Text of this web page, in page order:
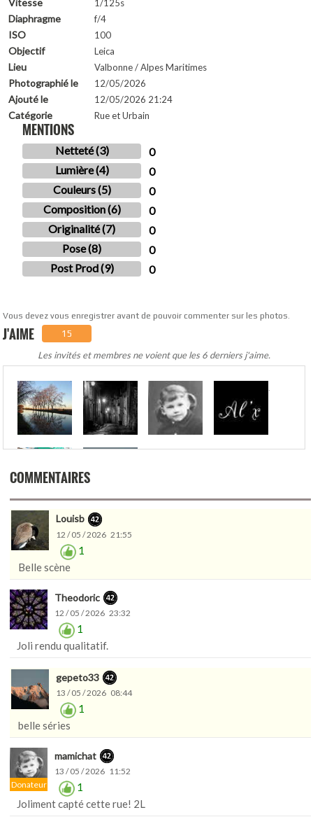
1/125s
Diaphragme f/4
ISO 100
Objectif Leica
Lieu Valbonne / Alpes Maritimes
Photographié le 12/05/2026
Ajouté le 12/05/2026 21:24
Catégorie Rue et Urbain
MENTIONS
Netteté (3)
0
Lumière (4)
0
Couleurs (5)
0
Composition (6)
0
Originalité (7)
0
Pose (8)
0
Post Prod (9)
0
Vous devez vous enregistrer avant de pouvoir commenter sur les photos.
J'AIME 15
Les invités et membres ne voient que les 6 derniers j'aime.
COMMENTAIRES
Louisb
12 / 05 / 2026 21:55
1
Belle scène
Theodoric
12 / 05 / 2026 23:32
1
Joli rendu qualitatif.
gepeto33
13 / 05 / 2026 08:44
1
belle séries
Donateur
mamichat
13 / 05 / 2026 11:52
1
Joliment capté cette rue! 2L